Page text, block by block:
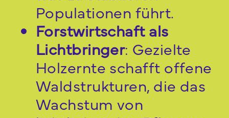
Populationen führt.
Forstwirtschaft als
Lichtbringer: Gezielte
Holzernte schafft offene
Waldstrukturen, die das
Wachstum von